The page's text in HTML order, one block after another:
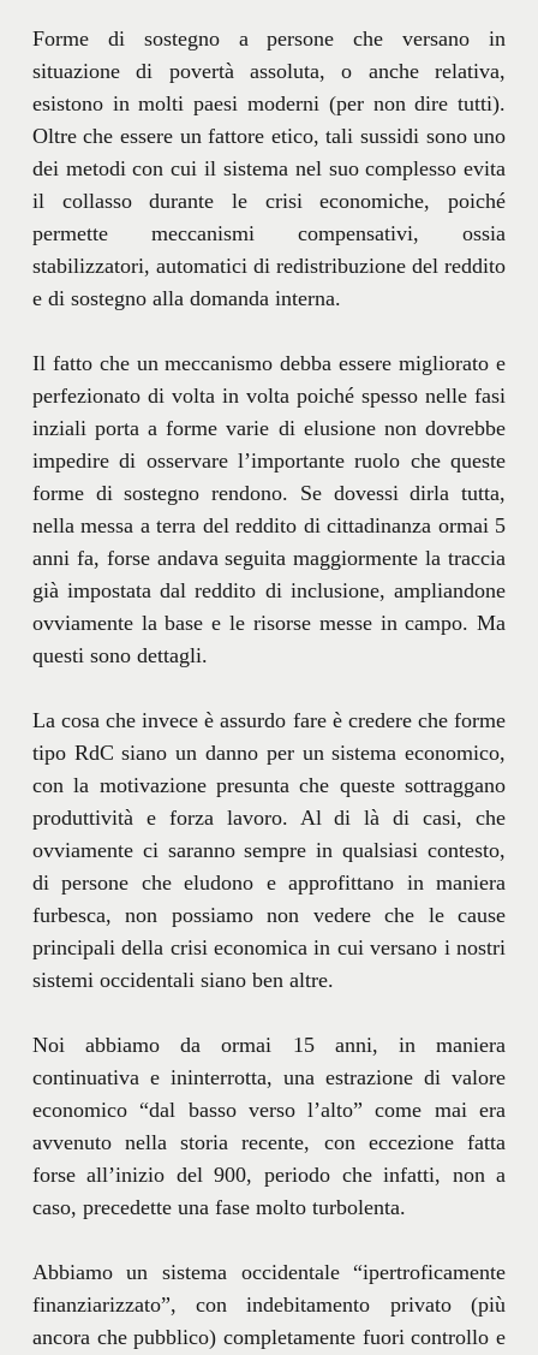
Forme di sostegno a persone che versano in
situazione di povertà assoluta, o anche relativa,
esistono in molti paesi moderni (per non dire tutti).
Oltre che essere un fattore etico, tali sussidi sono uno
dei metodi con cui il sistema nel suo complesso evita
il collasso durante le crisi economiche, poiché
permette meccanismi compensativi, ossia
stabilizzatori, automatici di redistribuzione del reddito
e di sostegno alla domanda interna.
Il fatto che un meccanismo debba essere migliorato e
perfezionato di volta in volta poiché spesso nelle fasi
inziali porta a forme varie di elusione non dovrebbe
impedire di osservare l’importante ruolo che queste
forme di sostegno rendono. Se dovessi dirla tutta,
nella messa a terra del reddito di cittadinanza ormai 5
anni fa, forse andava seguita maggiormente la traccia
già impostata dal reddito di inclusione, ampliandone
ovviamente la base e le risorse messe in campo. Ma
questi sono dettagli.
La cosa che invece è assurdo fare è credere che forme
tipo RdC siano un danno per un sistema economico,
con la motivazione presunta che queste sottraggano
produttività e forza lavoro. Al di là di casi, che
ovviamente ci saranno sempre in qualsiasi contesto,
di persone che eludono e approfittano in maniera
furbesca, non possiamo non vedere che le cause
principali della crisi economica in cui versano i nostri
sistemi occidentali siano ben altre.
Noi abbiamo da ormai 15 anni, in maniera
continuativa e ininterrotta, una estrazione di valore
economico “dal basso verso l’alto” come mai era
avvenuto nella storia recente, con eccezione fatta
forse all’inizio del 900, periodo che infatti, non a
caso, precedette una fase molto turbolenta.
Abbiamo un sistema occidentale “ipertroficamente
finanziarizzato”, con indebitamento privato (più
ancora che pubblico) completamente fuori controllo e